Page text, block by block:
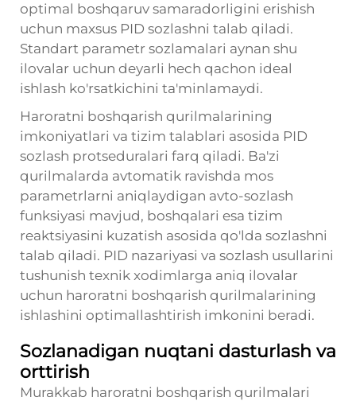
optimal boshqaruv samaradorligini erishish
uchun maxsus PID sozlashni talab qiladi.
Standart parametr sozlamalari aynan shu
ilovalar uchun deyarli hech qachon ideal
ishlash ko'rsatkichini ta'minlamaydi.
Haroratni boshqarish qurilmalarining
imkoniyatlari va tizim talablari asosida PID
sozlash protseduralari farq qiladi. Ba'zi
qurilmalarda avtomatik ravishda mos
parametrlarni aniqlaydigan avto-sozlash
funksiyasi mavjud, boshqalari esa tizim
reaktsiyasini kuzatish asosida qo'lda sozlashni
talab qiladi. PID nazariyasi va sozlash usullarini
tushunish texnik xodimlarga aniq ilovalar
uchun haroratni boshqarish qurilmalarining
ishlashini optimallashtirish imkonini beradi.
Sozlanadigan nuqtani dasturlash va
orttirish
Murakkab haroratni boshqarish qurilmalari